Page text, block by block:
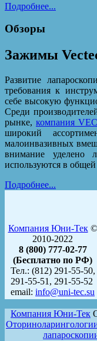
Подробнее...
Обзоры
Зажимы
Развитие
требования к
себе высокую
Среди
рынке, компания
широкий
малоинвазивных
внимание уделено
используются в
Подробнее...
Компания Юни-Тек©
2010-2022
8 (800) 777-02-77
(Бесплатно по РФ)
Тел.: (812) 291-55-50,
291-55-51, 291-55-52
email: info@uni-tec.su
Компания Юни-Тек